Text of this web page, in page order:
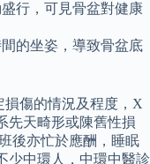
行，可見骨盆對健康
的坐姿，導致骨盆底
損傷的情況及程度，X
先天畸形或陳舊性損
後亦忙於應酬，睡眠
少中環人，中環中醫診